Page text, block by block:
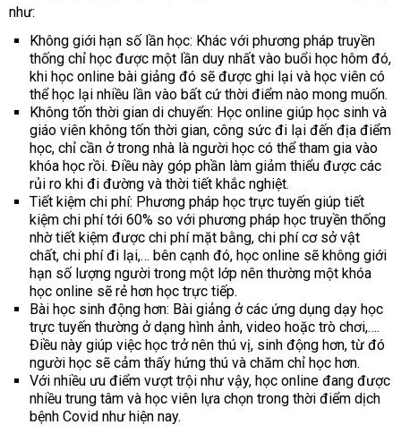
như:
Không giới hạn số lần học: Khác với phương pháp truyền
thống chỉ học được một lần duy nhất vào buổi học hôm đó,
khi học online bài giảng đó sẽ được ghi lại và học viên có
thể học lại nhiều lần vào bất cứ thời điểm nào mong muốn.
Không tốn thời gian di chuyển: Học online giúp học sinh và
giáo viên không tốn thời gian, công sức đi lại đến địa điểm
học, chỉ cần ở trong nhà là người học có thể tham gia vào
khóa học rồi. Điều này góp phần làm giảm thiểu được các
rủi ro khi đi đường và thời tiết khắc nghiệt.
Tiết kiệm chi phí: Phương pháp học trực tuyến giúp tiết
kiệm chi phí tới 60% so với phương pháp học truyền thống
nhờ tiết kiệm được chi phí mặt bằng, chi phí cơ sở vật
chất, chi phí đi lại,… bên cạnh đó, học online sẽ không giới
hạn số lượng người trong một lớp nên thường một khóa
học online sẽ rẻ hơn học trực tiếp.
Bài học sinh động hơn: Bài giảng ở các ứng dụng dạy học
trực tuyến thường ở dạng hình ảnh, video hoặc trò chơi,….
Điều này giúp việc học trở nên thú vị, sinh động hơn, từ đó
người học sẽ cảm thấy hứng thú và chăm chỉ học hơn.
Với nhiều ưu điểm vượt trội như vậy, học online đang được
nhiều trung tâm và học viên lựa chọn trong thời điểm dịch
bệnh Covid như hiện nay.